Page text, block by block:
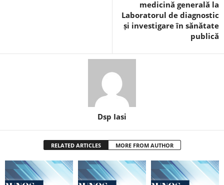
medicină generală la
Laboratorul de diagnostic
și investigare în sănătate
publică
Dsp Iasi
RELATED ARTICLES MORE FROM AUTHOR